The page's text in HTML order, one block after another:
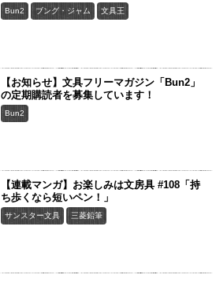
Bun2 ブング・ジャム 文具王
【お知らせ】文具フリーマガジン「Bun2」
の定期購読者を募集しています！
Bun2
【連載マンガ】お楽しみは文房具 #108「持
ち歩くなら短いペン！」
サンスター文具 三菱鉛筆